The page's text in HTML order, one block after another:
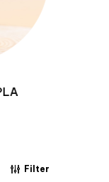
Filter